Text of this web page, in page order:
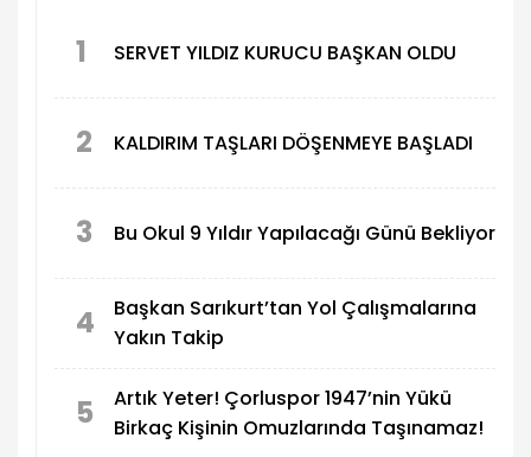
1 SERVET YILDIZ KURUCU BAŞKAN OLDU
2 KALDIRIM TAŞLARI DÖŞENMEYE BAŞLADI
3 Bu Okul 9 Yıldır Yapılacağı Günü Bekliyor
4
Başkan Sarıkurt’tan Yol Çalışmalarına
Yakın Takip
5
Artık Yeter! Çorluspor 1947’nin Yükü
Birkaç Kişinin Omuzlarında Taşınamaz!